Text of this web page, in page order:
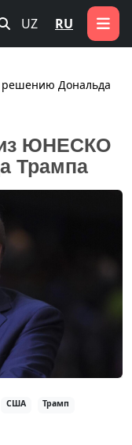
UZ RU
Дональда
ЮНЕСКО
Трампа
США
Трамп